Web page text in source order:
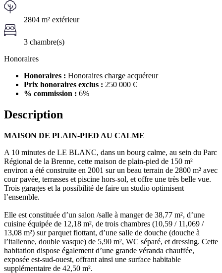
2804 m² extérieur
3 chambre(s)
Honoraires
Honoraires : Honoraires charge acquéreur
Prix honoraires exclus : 250 000 €
% commission : 6%
Description
MAISON DE PLAIN-PIED AU CALME
A 10 minutes de LE BLANC, dans un bourg calme, au sein du Parc
Régional de la Brenne, cette maison de plain-pied de 150 m²
environ a été construite en 2001 sur un beau terrain de 2800 m² avec
cour pavée, terrasses et piscine hors-sol, et offre une très belle vue.
Trois garages et la possibilité de faire un studio optimisent
l’ensemble.
Elle est constituée d’un salon /salle à manger de 38,77 m², d’une
cuisine équipée de 12,18 m², de trois chambres (10,59 / 11,069 /
13,08 m²) sur parquet flottant, d’une salle de douche (douche à
l’italienne, double vasque) de 5,90 m², WC séparé, et dressing. Cette
habitation dispose également d’une grande véranda chauffée,
exposée est-sud-ouest, offrant ainsi une surface habitable
supplémentaire de 42,50 m².